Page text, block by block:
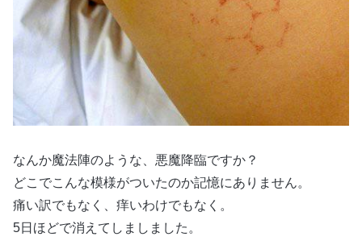
なんか魔法陣のような、悪魔降臨ですか？
どこでこんな模様がついたのか記憶にありません。
痛い訳でもなく、痒いわけでもなく。
5日ほどで消えてしましました。